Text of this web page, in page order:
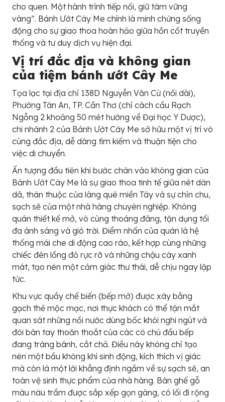
cho quen. Một hành trình tiếp nối, giữ tâm vững
vàng”. Bánh Ướt Cây Me chính là minh chứng sống
động cho sự giao thoa hoàn hảo giữa hồn cốt truyền
thống và tư duy dịch vụ hiện đại.
Vị trí đắc địa và không gian
của tiệm bánh ướt Cây Me
Tọa lạc tại địa chỉ 138D Nguyễn Văn Cừ (nối dài),
Phường Tân An, TP. Cần Thơ (chỉ cách cầu Rạch
Ngỗng 2 khoảng 50 mét hướng về Đại học Y Dược),
chi nhánh 2 của Bánh Ướt Cây Me sở hữu một vị trí vô
cùng đắc địa, dễ dàng tìm kiếm và thuận tiện cho
việc di chuyển.
Ấn tượng đầu tiên khi bước chân vào không gian của
Bánh Ướt Cây Me là sự giao thoa tinh tế giữa nét dân
dã, thân thuộc của làng quê miền Tây và sự chỉn chu,
sạch sẽ của một nhà hàng chuyên nghiệp. Không
quán thiết kế mở, vô cùng thoáng đãng, tận dụng tối
đa ánh sáng và gió trời. Điểm nhấn của quán là hệ
thống mái che di động cao ráo, kết hợp cùng những
chiếc đèn lồng đỏ rực rỡ và những chậu cây xanh
mát, tạo nên một cảm giác thư thái, dễ chịu ngay lập
tức.
Khu vực quầy chế biến (bếp mở) được xây bằng
gạch thẻ mộc mạc, nơi thực khách có thể tận mắt
quan sát những nồi nước dùng bốc khói nghi ngút và
đôi bàn tay thoăn thoắt của các cô chú đầu bếp
đang tráng bánh, cắt chả. Điều này không chỉ tạo
nên một bầu không khí sinh động, kích thích vị giác
mà còn là một lời khẳng định ngầm về sự sạch sẽ, an
toàn vệ sinh thực phẩm của nhà hàng. Bàn ghế gỗ
màu nâu trầm được sắp xếp gọn gàng, có lối đi rộng